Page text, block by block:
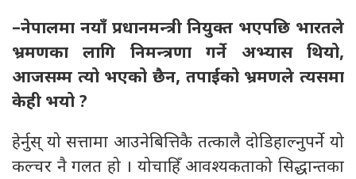
–नेपालमा नयाँ प्रधानमन्त्री नियुक्त भएपछि भारतले
भ्रमणका लागि निमन्त्रणा गर्ने अभ्यास थियो,
आजसम्म त्यो भएको छैन, तपाईंको भ्रमणले त्यसमा
केही भयो ?
हेर्नुस् यो सत्तामा आउनेबित्तिकै तत्कालै दोडिहाल्नुपर्ने यो
कल्चर नै गलत हो । योचाहिँ आवश्यकताको सिद्धान्तका